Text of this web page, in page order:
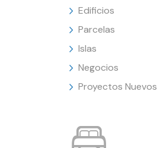
Edificios
Parcelas
Islas
Negocios
Proyectos Nuevos